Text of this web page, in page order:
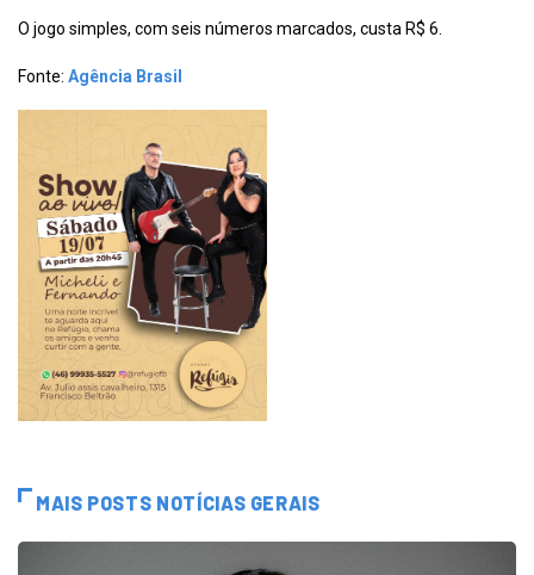
O jogo simples, com seis números marcados, custa R$ 6.
Fonte: Agência Brasil
MAIS POSTS NOTÍCIAS GERAIS